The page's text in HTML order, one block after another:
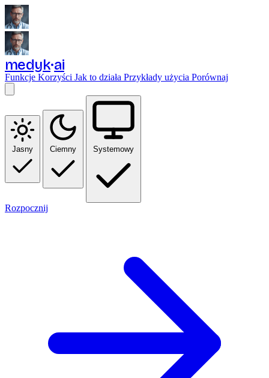
medyk ai
Funkcje Korzyści Jak to działa Przykłady użycia Porównaj
Jasny Ciemny Systemowy
Rozpocznij